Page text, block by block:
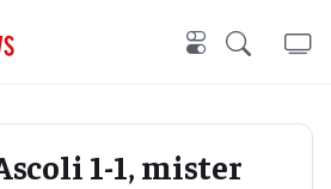
1-1, mister